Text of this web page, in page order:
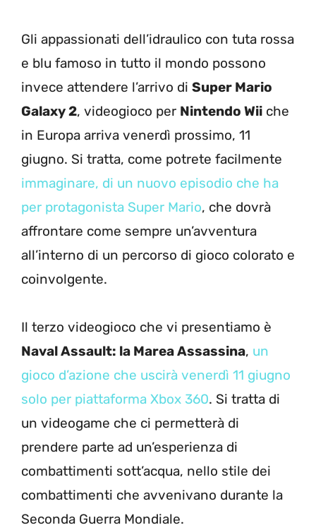
Gli appassionati dell’idraulico con tuta rossa
e blu famoso in tutto il mondo possono
invece attendere l’arrivo di Super Mario
Galaxy 2, videogioco per Nintendo Wii che
in Europa arriva venerdì prossimo, 11
giugno. Si tratta, come potrete facilmente
immaginare, di un nuovo episodio che ha
per protagonista Super Mario, che dovrà
affrontare come sempre un’avventura
all’interno di un percorso di gioco colorato e
coinvolgente.
Il terzo videogioco che vi presentiamo è
Naval Assault: la Marea Assassina, un
gioco d’azione che uscirà venerdì 11 giugno
solo per piattaforma Xbox 360. Si tratta di
un videogame che ci permetterà di
prendere parte ad un’esperienza di
combattimenti sott’acqua, nello stile dei
combattimenti che avvenivano durante la
Seconda Guerra Mondiale.